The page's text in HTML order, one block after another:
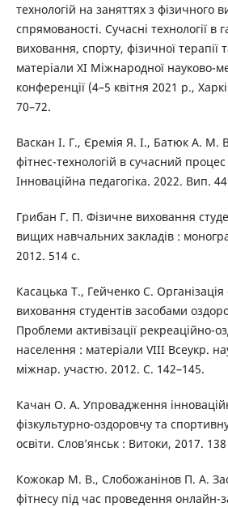
технологій на заняттях з фізичного
спрямованості. Сучасні технології в
виховання, спорту, фізичної терапії
матеріали ХІ Міжнародної науково-
конференції (4–5 квітня 2021 р.,
70–72.
Васкан І. Г., Єремія Я. І., Батюк А. М.
фітнес-технологій в сучасний
Інноваційна педагогіка. 2022. Вип.
Грибан Г. П. Фізичне виховання
вищих навчальних закладів :
2012. 514 с.
Касацька Т., Гейченко С. Організація
виховання студентів засобами
Проблеми активізації рекреаційно-
населення : матеріали VIII Всеукр.
міжнар. участю. 2012. С. 142–145.
Качан О. А. Упровадження
фізкультурно-оздоровчу та
освіти. Слов’янськ : Витоки, 2017. 138
Кожокар М. В., Слобожанінов П. А.
фітнесу під час проведення онлайн-